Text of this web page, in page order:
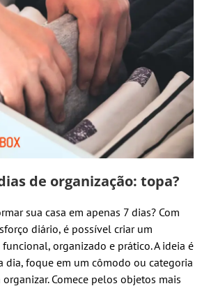
de organização: topa?
sua casa em apenas 7 dias? Com
diário, é possível criar um
organizado e prático. A ideia é
dia, foque em um cômodo ou categoria
Comece pelos objetos mais